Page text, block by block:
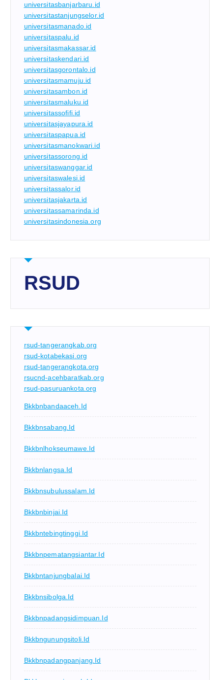
universitasbanjarbaru.id
universitastanjungselor.id
universitasmanado.id
universitaspalu.id
universitasmakassar.id
universitaskendari.id
universitasgorontalo.id
universitasmamuju.id
universitasambon.id
universitasmaluku.id
universitassofifi.id
universitasjayapura.id
universitaspapua.id
universitasmanokwari.id
universitassorong.id
universitaswanggar.id
universitaswalesi.id
universitassalor.id
universitasjakarta.id
universitassamarinda.id
universitasindonesia.org
RSUD
rsud-tangerangkab.org
rsud-kotabekasi.org
rsud-tangerangkota.org
rsucnd-acehbaratkab.org
rsud-pasuruankota.org
Bkkbnbandaaceh.id
Bkkbnsabang.id
Bkkbnlhokseumawe.id
Bkkbnlangsa.id
Bkkbnsubulussalam.id
Bkkbnbinjai.id
Bkkbntebingtinggi.id
Bkkbnpematangsiantar.id
Bkkbntanjungbalai.id
Bkkbnsibolga.id
Bkkbnpadangsidimpuan.id
Bkkbngunungsitoli.id
Bkkbnpadangpanjang.id